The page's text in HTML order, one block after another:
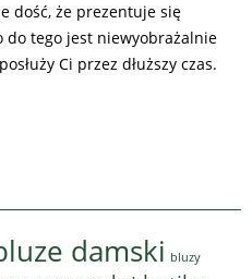
dość, że prezentuje się
do tego jest niewyobrażalnie
Ci przez dłuższy czas.
damski bluzy